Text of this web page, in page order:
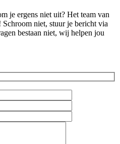
je ergens niet uit? Het team van
niet, stuur je bericht via
bestaan niet, wij helpen jou